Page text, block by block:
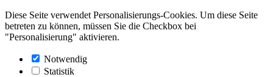
Diese Seite verwendet Personalisierungs-Cookies. Um diese Seite
betreten zu können, müssen Sie die Checkbox bei
"Personalisierung" aktivieren.
Notwendig
Statistik